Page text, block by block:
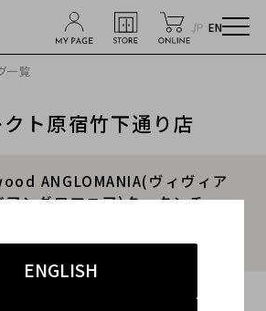
JP EN
ENGLISH
一覧
ト原宿竹下通り店
ANGLOMANIA(ヴィヴィア
アングロマニア)タータンチェッ